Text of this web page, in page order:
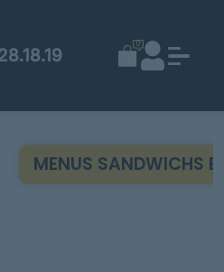
0
MENUS SANDWICHS